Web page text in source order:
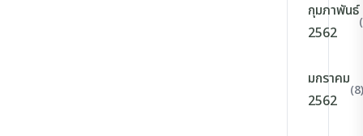
กุมภาพันธ์
2562
มกราคม
2562
(8)